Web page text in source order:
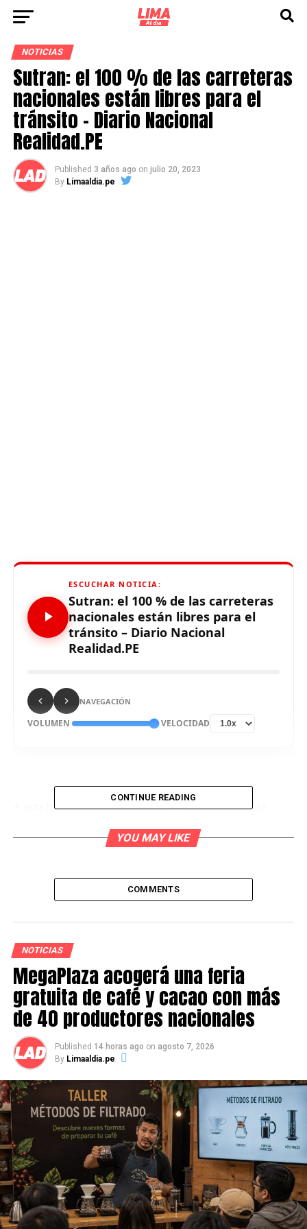
NOTICIAS
Sutran: el 100 % de las carreteras
nacionales están libres para el
tránsito – Diario Nacional
Realidad.PE
Published 3 años ago on julio 20, 2023
By Limaaldia.pe
ESCUCHAR NOTICIA:
Sutran: el 100 % de las carreteras
nacionales están libres para el
tránsito – Diario Nacional
Realidad.PE
NAVEGACIÓN
VOLUMEN VELOCIDAD
A esta hora de la mañana las 157 vías nacionales se
ningún punto interrumpido o restringido, informó la
Así lo precisa el último reporte del mapa interactivo
de alertas del Centro de Gestión y Monitoreo (CGM)
Visitas
Source link
Comparte esto:
RELATED TOPICS:
UP NEXT
CONTINUE READING
YOU MAY LIKE
COMMENTS
NOTICIAS
MegaPlaza acogerá una feria
gratuita de café y cacao con más
de 40 productores nacionales
Published 14 horas ago on agosto 7, 2026
By Limaaldia.pe